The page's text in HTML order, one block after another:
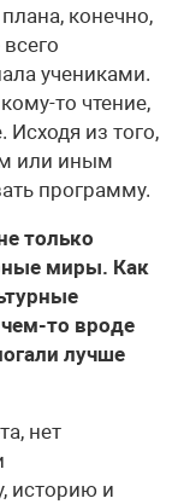
конечно,
учениками.
то чтение,
Исходя из того,
или иным
программу.
только
миры. Как
то вроде
лучше
нет
историю и